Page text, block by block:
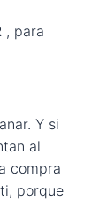
, para
Y si
al
compra
porque